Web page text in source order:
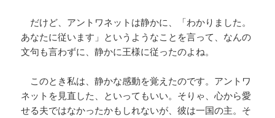
だけど、アントワネットは静かに、「わかりました。
あなたに従います」というようなことを言って、なんの
文句も言わずに、静かに王様に従ったのよね。
このとき私は、静かな感動を覚えたのです。アントワ
ネットを見直した、といってもいい。そりゃ、心から愛
せる夫ではなかったかもしれないが、彼は一国の主。そ